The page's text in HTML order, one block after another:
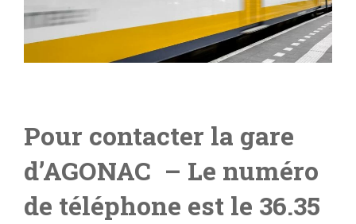
Pour contacter la gare
d’AGONAC – Le numéro
de téléphone est le 36.35